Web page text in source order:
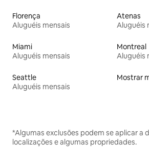
Florença
Aluguéis mensais
Atenas
Aluguéis
Miami
Aluguéis mensais
Montreal
Aluguéis
Seattle
Aluguéis mensais
Mostrar
*Algumas exclusões podem se aplicar a
localizações e algumas propriedades.